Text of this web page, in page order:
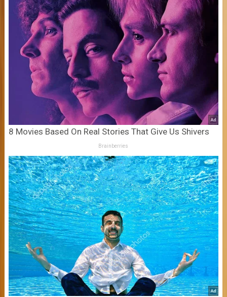
8 Movies Based On Real Stories That Give Us Shivers
Brainberries